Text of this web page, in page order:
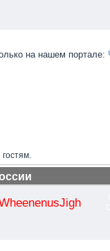
на нашем портале:
WheenenusJigh